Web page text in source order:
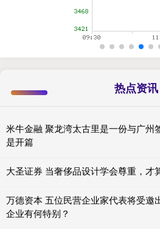
热点资讯
米牛金融 聚龙湾太古里是一份与广州
是开篇
大圣证券 当奢侈品设计学会尊重，才
万德资本 五位民营企业家代表将受邀
企业有何特别？